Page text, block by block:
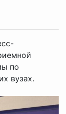
по
вузах.